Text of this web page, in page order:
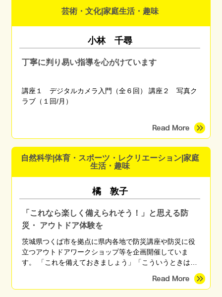
芸術・文化|家庭生活・趣味
小林 千尋
丁寧に判り易い指導を心がけています
講座１ デジタルカメラ入門（全６回） 講座２ 写真ク
ラブ（１回/月）
自然科学|体育・スポーツ・レクリエーション|家庭
生活・趣味
橘 敦子
「これなら楽しく備えられそう！」と思える防
災・ アウトドア体験を
茨城県つくば市を拠点に県内各地で防災講座や防災に役
立つアウトドアワークショップ等を企画開催していま
す。 「これを備えておきましょう」「こういうときはこ
く、「自分に最適な備えや行動」を自分で考えられるよ